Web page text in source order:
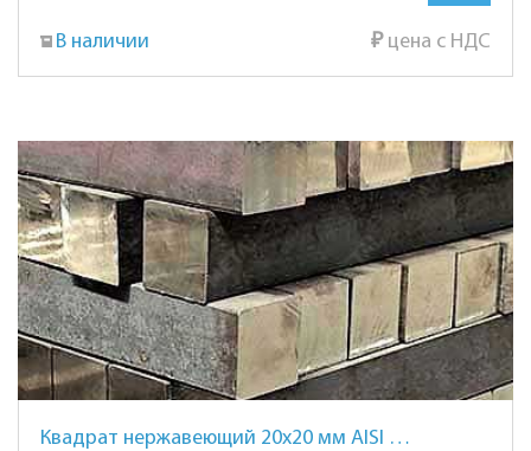
В наличии ₽цена с НДС
Квадрат нержавеющий 20х20 мм AISI 304 сталь 08Х18Н10